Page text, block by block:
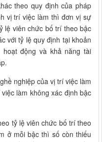
theo quy định của pháp
vị trí việc làm thì đơn vị sự
lệ viên chức bố trí theo bậc
với tỷ lệ quy định tại khoản
động và khả năng tài
nghiệp của vị trí việc làm
làm không xác định bậc
tỷ lệ viên chức bố trí theo
ở mỗi bậc thì số còn thiếu